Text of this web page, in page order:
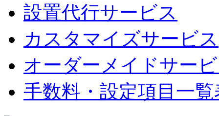
設置代行サービス
カスタマイズサービス
オーダーメイドサー
手数料・設定項目一覧